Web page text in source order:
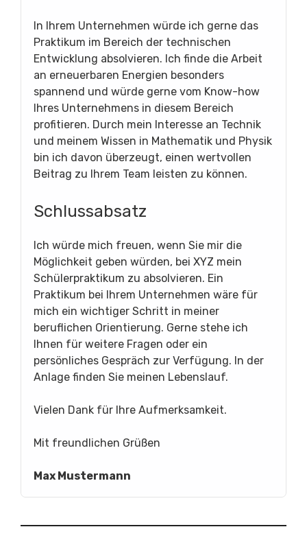
In Ihrem Unternehmen würde ich gerne das
Praktikum im Bereich der technischen
Entwicklung absolvieren. Ich finde die Arbeit
an erneuerbaren Energien besonders
spannend und würde gerne vom Know-how
Ihres Unternehmens in diesem Bereich
profitieren. Durch mein Interesse an Technik
und meinem Wissen in Mathematik und Physik
bin ich davon überzeugt, einen wertvollen
Beitrag zu Ihrem Team leisten zu können.
Schlussabsatz
Ich würde mich freuen, wenn Sie mir die
Möglichkeit geben würden, bei XYZ mein
Schülerpraktikum zu absolvieren. Ein
Praktikum bei Ihrem Unternehmen wäre für
mich ein wichtiger Schritt in meiner
beruflichen Orientierung. Gerne stehe ich
Ihnen für weitere Fragen oder ein
persönliches Gespräch zur Verfügung. In der
Anlage finden Sie meinen Lebenslauf.
Vielen Dank für Ihre Aufmerksamkeit.
Mit freundlichen Grüßen
Max Mustermann